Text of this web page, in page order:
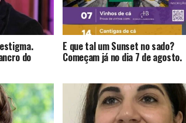
do
E que tal um Sunset no sado?
Começam já no dia 7 de agosto.